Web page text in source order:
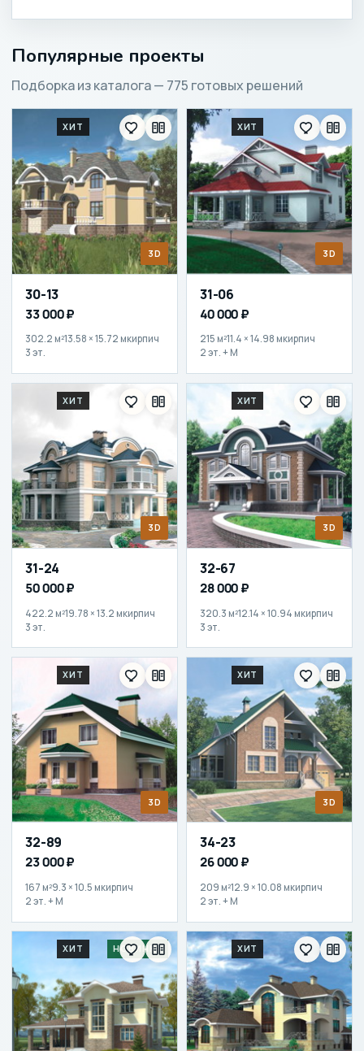
Популярные проекты
Подборка из каталога — 775 готовых решений
3D
ХИТ
30-13
33 000 ₽
302.2 м²13.58 × 15.72 мкирпич
3 эт.
3D
ХИТ
31-06
40 000 ₽
215 м²11.4 × 14.98 мкирпич
2 эт. + М
3D
ХИТ
31-24
50 000 ₽
422.2 м²19.78 × 13.2 мкирпич
3 эт.
3D
ХИТ
32-67
28 000 ₽
320.3 м²12.14 × 10.94 мкирпич
3 эт.
3D
ХИТ
32-89
23 000 ₽
167 м²9.3 × 10.5 мкирпич
2 эт. + М
3D
ХИТ
34-23
26 000 ₽
209 м²12.9 × 10.08 мкирпич
2 эт. + М
ХИТ НОВИНКА ХИТ